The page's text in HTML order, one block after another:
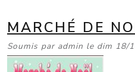
MARCHÉ DE
Soumis par admin le dim 18/